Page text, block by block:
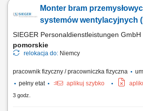
Analizujesz kondycję upraw i dobrostan
skuteczne rozwiązania, Udzielasz wsparcia
Monter bram
systemów wentylacyjnych
SIEGER Personaldienstleistungen GmbH
pomorskie
relokacja do: Niemcy
pracownik fizyczny / pracowniczka fizyczna
pełny etat
aplikuj szybko
3 godz.